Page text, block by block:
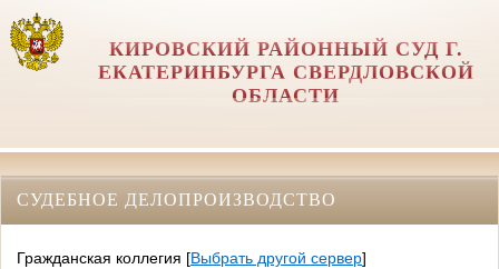
КИРОВСКИЙ РАЙОННЫЙ СУД Г.
ЕКАТЕРИНБУРГА СВЕРДЛОВСКОЙ
ОБЛАСТИ
СУДЕБНОЕ ДЕЛОПРОИЗВОДСТВО
Гражданская коллегия [Выбрать другой сервер]